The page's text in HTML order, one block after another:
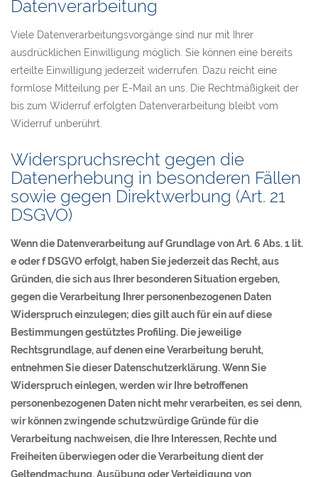
Datenverarbeitung
Viele Datenverarbeitungsvorgänge sind nur mit Ihrer
ausdrücklichen Einwilligung möglich. Sie können eine bereits
erteilte Einwilligung jederzeit widerrufen. Dazu reicht eine
formlose Mitteilung per E-Mail an uns. Die Rechtmäßigkeit der
bis zum Widerruf erfolgten Datenverarbeitung bleibt vom
Widerruf unberührt.
Widerspruchsrecht gegen die
Datenerhebung in besonderen Fällen
sowie gegen Direktwerbung (Art. 21
DSGVO)
Wenn die Datenverarbeitung auf Grundlage von Art. 6 Abs. 1 lit.
e oder f DSGVO erfolgt, haben Sie jederzeit das Recht, aus
Gründen, die sich aus Ihrer besonderen Situation ergeben,
gegen die Verarbeitung Ihrer personenbezogenen Daten
Widerspruch einzulegen; dies gilt auch für ein auf diese
Bestimmungen gestütztes Profiling. Die jeweilige
Rechtsgrundlage, auf denen eine Verarbeitung beruht,
entnehmen Sie dieser Datenschutzerklärung. Wenn Sie
Widerspruch einlegen, werden wir Ihre betroffenen
personenbezogenen Daten nicht mehr verarbeiten, es sei denn,
wir können zwingende schutzwürdige Gründe für die
Verarbeitung nachweisen, die Ihre Interessen, Rechte und
Freiheiten überwiegen oder die Verarbeitung dient der
Geltendmachung, Ausübung oder Verteidigung von